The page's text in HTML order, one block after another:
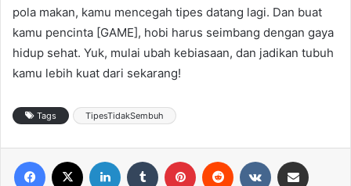
pola makan, kamu mencegah tipes datang lagi. Dan buat
kamu pencinta [GAME], hobi harus seimbang dengan gaya
hidup sehat. Yuk, mulai ubah kebiasaan, dan jadikan tubuh
kamu lebih kuat dari sekarang!
Tags TipesTidakSembuh